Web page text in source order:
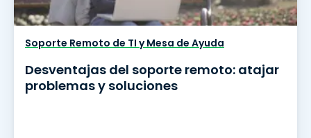
Soporte Remoto de TI y Mesa de Ayuda
Desventajas del soporte remoto: atajar
problemas y soluciones